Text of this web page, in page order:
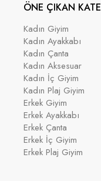
ÖNE ÇIKAN
Kadın Giyim
Kadın Ayakkabı
Kadın Çanta
Kadın Aksesuar
Kadın İç Giyim
Kadın Plaj Giyim
Erkek Giyim
Erkek Ayakkabı
Erkek Çanta
Erkek İç Giyim
Erkek Plaj Giyim